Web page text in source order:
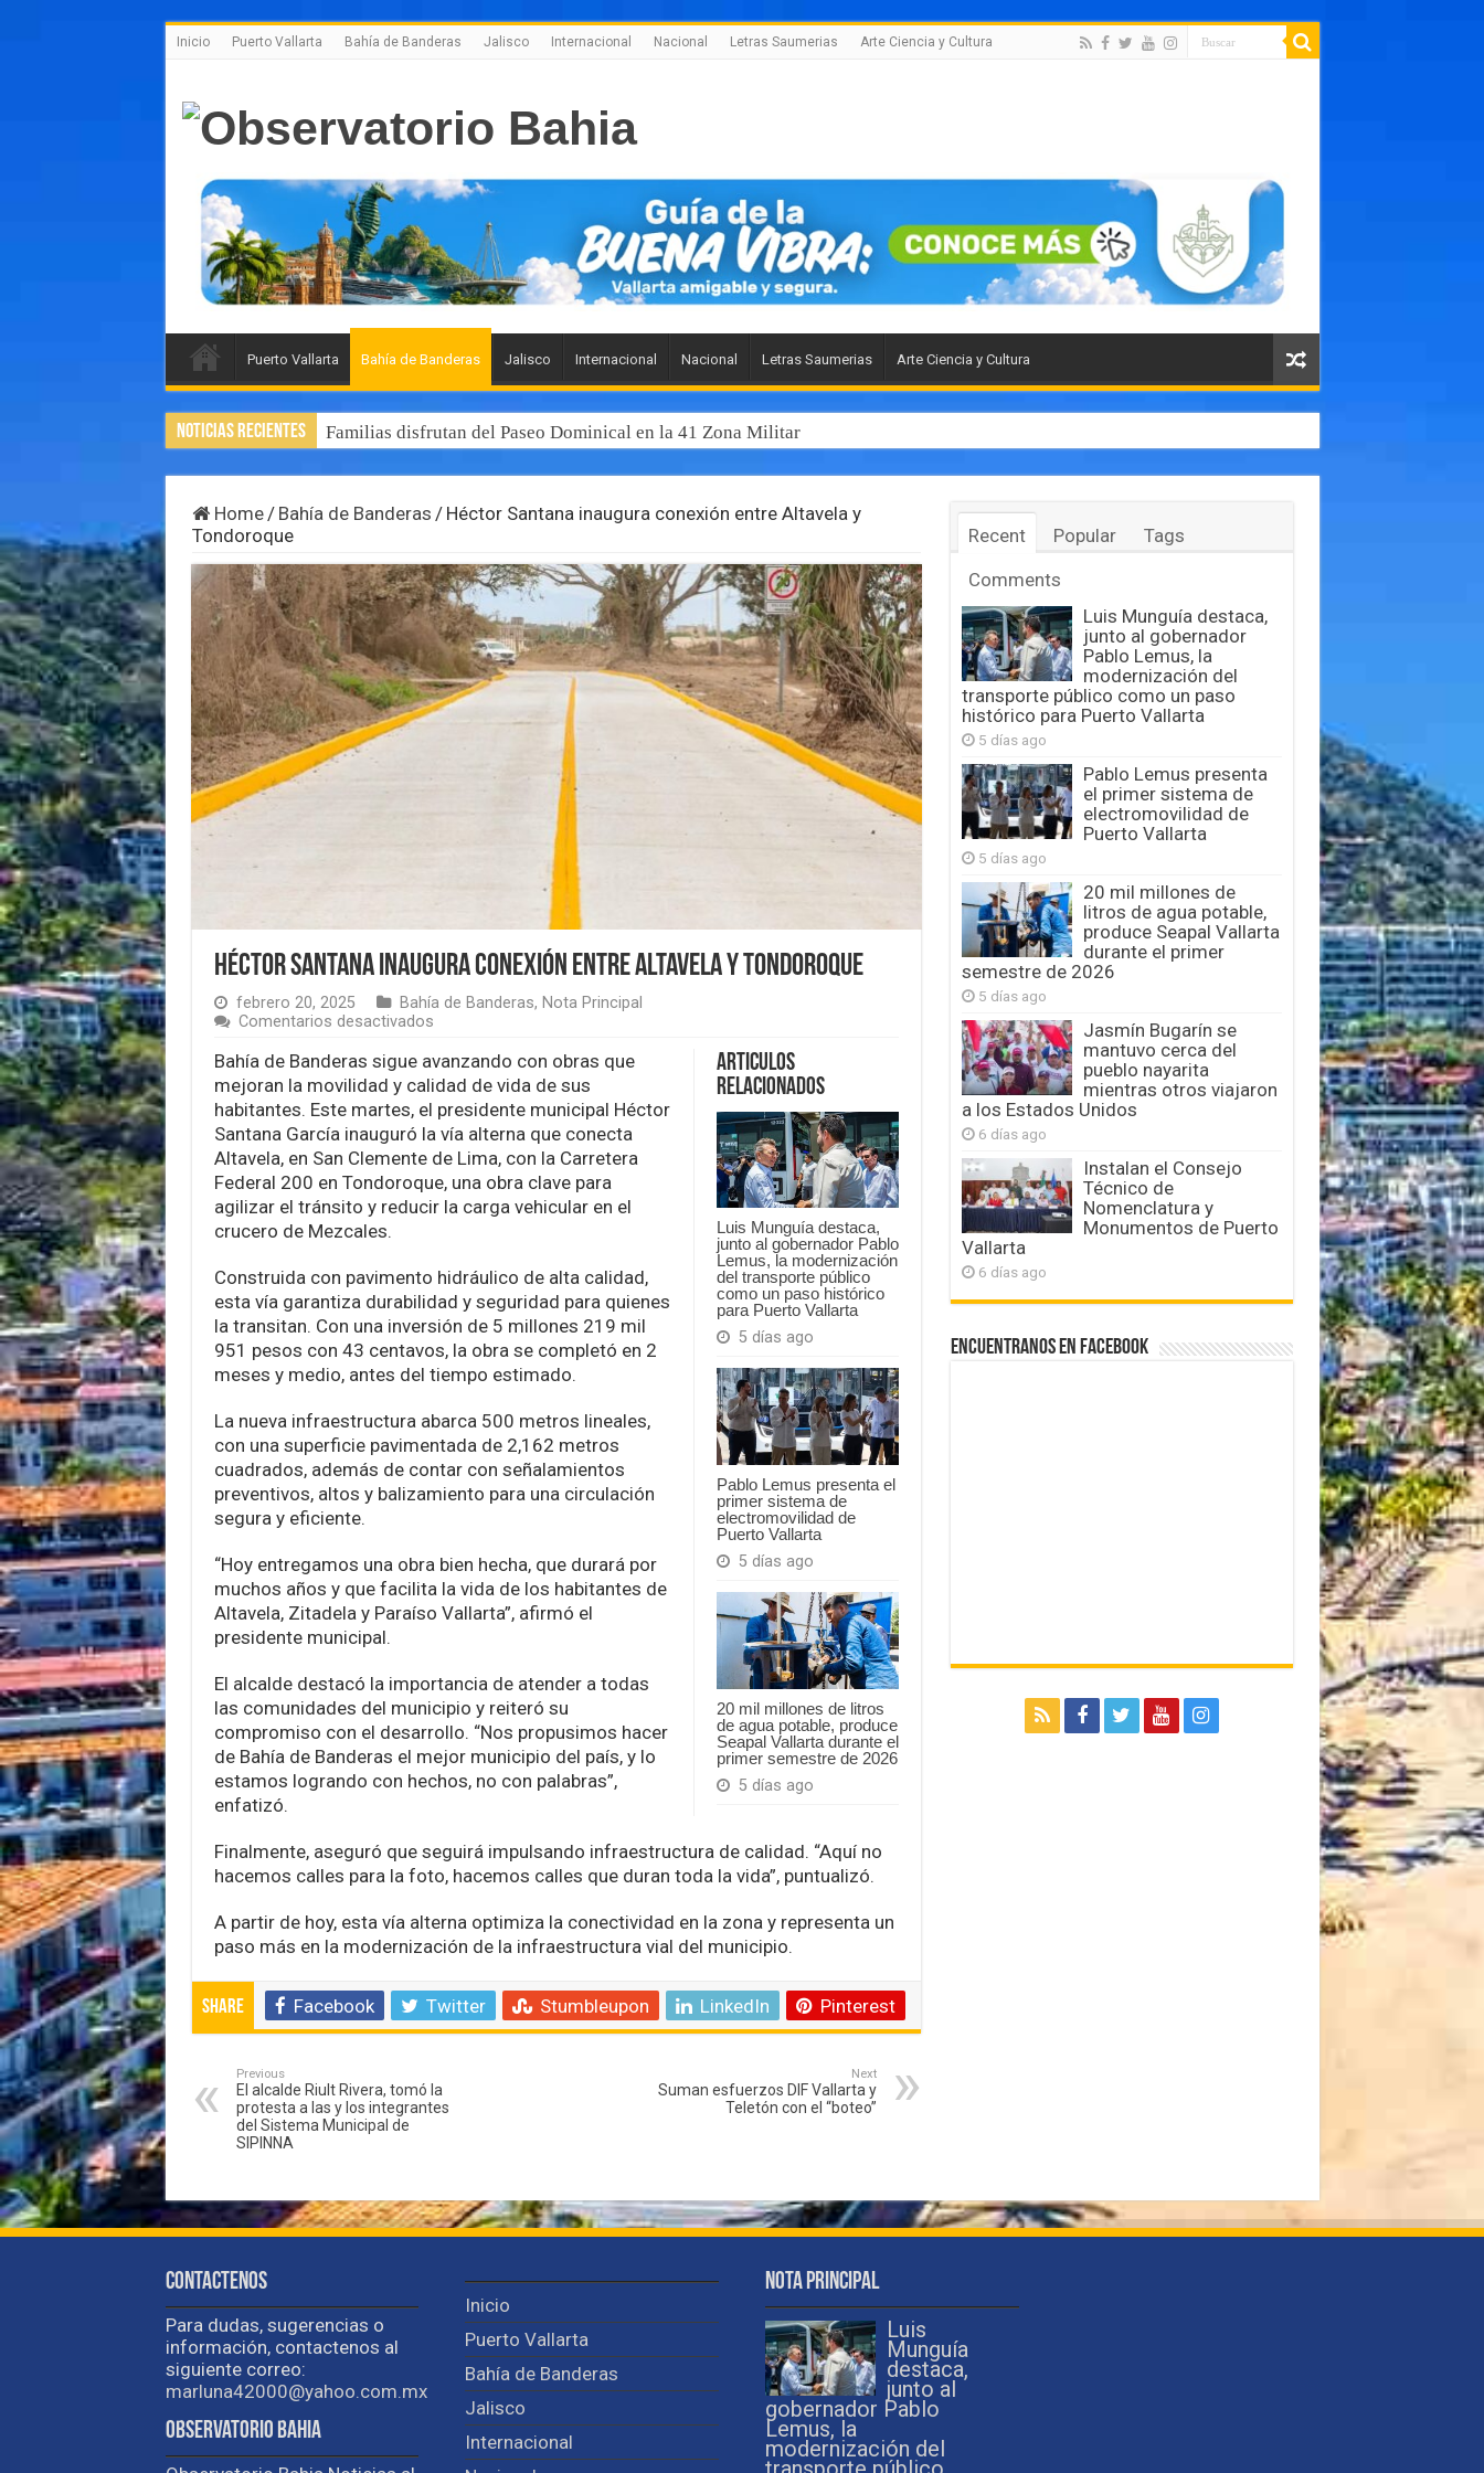
Inicio Puerto Vallarta Bahía de Banderas Jalisco Internacional Nacional Letras Saumerias Arte Ciencia y Cultura
Puerto Vallarta Bahía de Banderas Jalisco Internacional Nacional Letras Saumerias Arte Ciencia y Cultura
Noticias Recientes Familias disfrutan del Paseo Dominical en la 41 Zona Militar
Home / Bahía de Banderas / Héctor Santana inaugura conexión entre Altavela y
Tondoroque
Héctor Santana inaugura conexión entre Altavela y Tondoroque
febrero 20, 2025 Bahía de Banderas, Nota Principal
Comentarios desactivadosen
Santana
inaugura
conexión
entre
Altavela
y
Tondoroque
Articulos
Relacionados
Luis Munguía destaca,
junto al gobernador Pablo
Lemus, la modernización
del transporte público
como un paso histórico
para Puerto Vallarta
5 días ago
Pablo Lemus presenta el
primer sistema de
electromovilidad de
Puerto Vallarta
5 días ago
20 mil millones de litros
de agua potable, produce
Seapal Vallarta durante el
primer semestre de 2026
5 días ago
Bahía de Banderas sigue avanzando con obras que
mejoran la movilidad y calidad de vida de sus
habitantes. Este martes, el presidente municipal Héctor
Santana García inauguró la vía alterna que conecta
Altavela, en San Clemente de Lima, con la Carretera
Federal 200 en Tondoroque, una obra clave para
agilizar el tránsito y reducir la carga vehicular en el
crucero de Mezcales.
Construida con pavimento hidráulico de alta calidad,
esta vía garantiza durabilidad y seguridad para quienes
la transitan. Con una inversión de 5 millones 219 mil
951 pesos con 43 centavos, la obra se completó en 2
meses y medio, antes del tiempo estimado.
La nueva infraestructura abarca 500 metros lineales,
con una superficie pavimentada de 2,162 metros
cuadrados, además de contar con señalamientos
preventivos, altos y balizamiento para una circulación
segura y eficiente.
“Hoy entregamos una obra bien hecha, que durará por
muchos años y que facilita la vida de los habitantes de
Altavela, Zitadela y Paraíso Vallarta”, afirmó el
presidente municipal.
El alcalde destacó la importancia de atender a todas
las comunidades del municipio y reiteró su
compromiso con el desarrollo. “Nos propusimos hacer
de Bahía de Banderas el mejor municipio del país, y lo
estamos logrando con hechos, no con palabras”,
enfatizó.
Finalmente, aseguró que seguirá impulsando infraestructura de calidad. “Aquí no
hacemos calles para la foto, hacemos calles que duran toda la vida”, puntualizó.
A partir de hoy, esta vía alterna optimiza la conectividad en la zona y representa un
paso más en la modernización de la infraestructura vial del municipio.
Share Facebook Twitter Stumbleupon LinkedIn Pinterest
Previous
El alcalde Riult Rivera, tomó la
protesta a las y los integrantes
del Sistema Municipal de
SIPINNA
Next
Suman esfuerzos DIF Vallarta y
Teletón con el “boteo”
Recent Popular
Tags
Comments
Luis Munguía destaca,
junto al gobernador
Pablo Lemus, la
modernización del
transporte público como un paso
histórico para Puerto Vallarta
5 días ago
Pablo Lemus presenta
el primer sistema de
electromovilidad de
Puerto Vallarta
5 días ago
20 mil millones de
litros de agua potable,
produce Seapal Vallarta
durante el primer
semestre de 2026
5 días ago
Jasmín Bugarín se
mantuvo cerca del
pueblo nayarita
mientras otros viajaron
a los Estados Unidos
6 días ago
Instalan el Consejo
Técnico de
Nomenclatura y
Monumentos de Puerto
Vallarta
6 días ago
Encuentranos en Facebook
Contactenos
Para dudas, sugerencias o
información, contactenos al
siguiente correo:
marluna42000@yahoo.com.mx
Observatorio Bahia
Inicio
Puerto Vallarta
Bahía de Banderas
Jalisco
Internacional
Nota Principal
Luis
Munguía
destaca,
junto al
gobernador Pablo
Lemus, la
modernización del